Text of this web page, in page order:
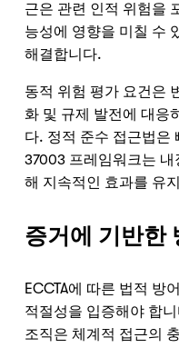
근은 관련 인적 위험을
능성에 영향을 미칠 수
해결합니다.
동적 위험 평가 요건은
화 및 규제 발전에 대응
다. 정적 준수 접근법은
37003 프레임워크는
해 지속적인 효과를 유
증거에 기반한
ECCTA에 따른 법적 방
적절성을 입증해야 합
조직은 체계적 접근의